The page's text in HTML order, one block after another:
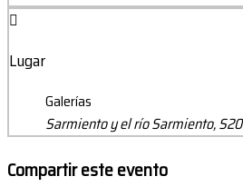
Lugar
Galerías
Sarmiento y el río Sarmiento,
Compartir este evento